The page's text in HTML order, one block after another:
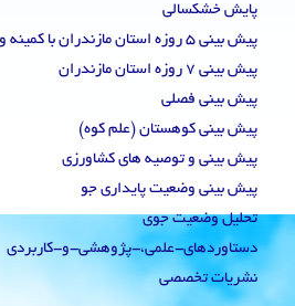
پایش خشکسالی
پیش بینی 5 روزه استان مازندران با کمینه و بیشینه دما
پیش بینی 7 روزه استان مازندران
پیش بینی فصلی
پیش بینی کوهستان (علم کوه)
پیش بینی و توصیه های کشاورزی
پیش بینی وضعیت پایداری جو
تحلیل وضعیت جوی
دستاوردهای-علمی،-پژوهشی-و-کاربردی
نشریات تخصصی